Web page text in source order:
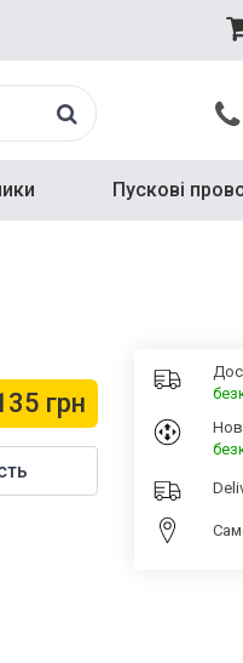
Пускові
грн